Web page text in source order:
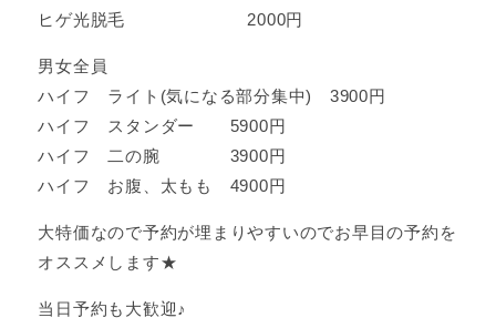
ヒゲ光脱毛 2000円
男女全員
ハイフ ライト(気になる部分集中) 3900円
ハイフ スタンダー 5900円
ハイフ 二の腕 3900円
ハイフ お腹、太もも 4900円
大特価なので予約が埋まりやすいのでお早目の予約を
オススメします★
当日予約も大歓迎♪